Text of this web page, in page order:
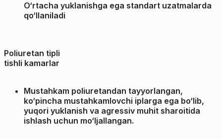
O‘rtacha yuklanishga ega standart uzatmalarda
qo‘llaniladi
Poliuretan tipli
tishli kamarlar
Mustahkam poliuretandan tayyorlangan,
ko‘pincha mustahkamlovchi iplarga ega bo‘lib,
yuqori yuklanish va agressiv muhit sharoitida
ishlash uchun mo‘ljallangan.